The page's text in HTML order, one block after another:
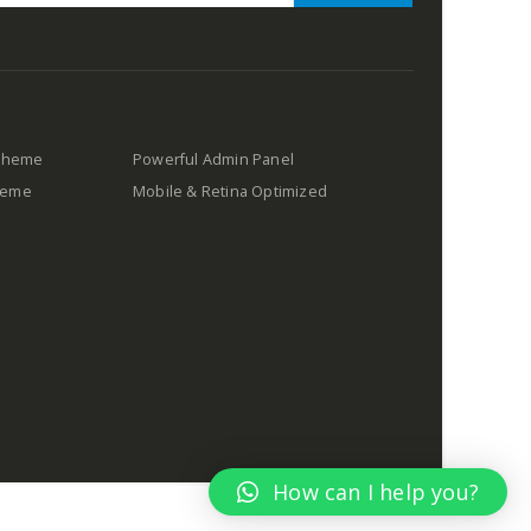
Powerful Admin Panel
Mobile & Retina Optimized
How can I help you?